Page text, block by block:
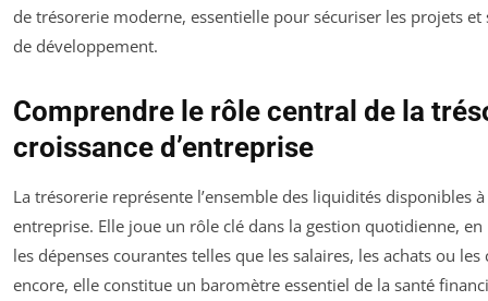
de trésorerie moderne, essentielle pour sécuriser les projets
de développement.
Comprendre le rôle central de la
croissance d’entreprise
La trésorerie représente l’ensemble des liquidités disponibles
entreprise. Elle joue un rôle clé dans la gestion quotidienne,
les dépenses courantes telles que les salaires, les achats ou
encore, elle constitue un baromètre essentiel de la santé